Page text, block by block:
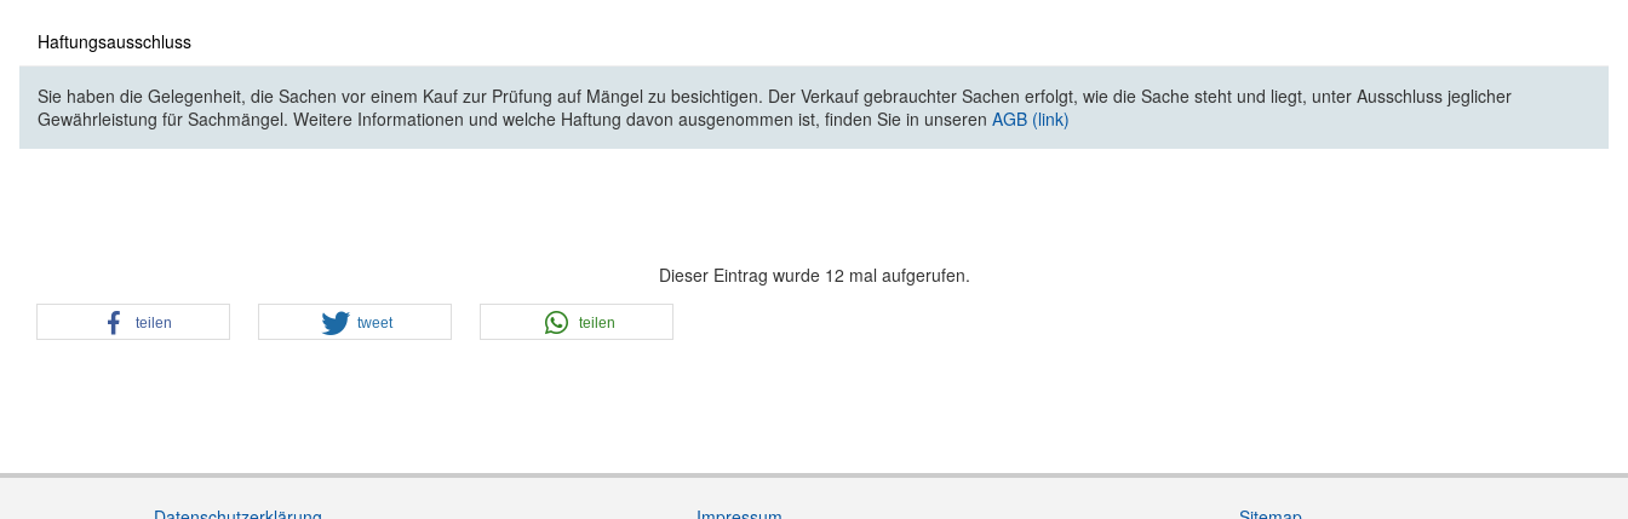
Haftungsausschluss
Sie haben die Gelegenheit, die Sachen vor einem Kauf zur Prüfung auf Mängel zu besichtigen. Der Verkauf gebrauchter Sachen erfolgt, wie die Sache steht und liegt, unter Ausschluss jeglicher
Gewährleistung für Sachmängel. Weitere Informationen und welche Haftung davon ausgenommen ist, finden Sie in unseren AGB (link)
Dieser Eintrag wurde 12 mal aufgerufen.
teilen tweet teilen